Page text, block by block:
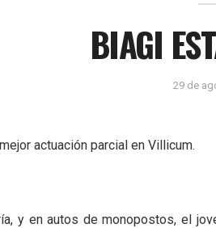
BIAGI
29 de
actuación parcial en Villicum.
y en autos de monopostos, el